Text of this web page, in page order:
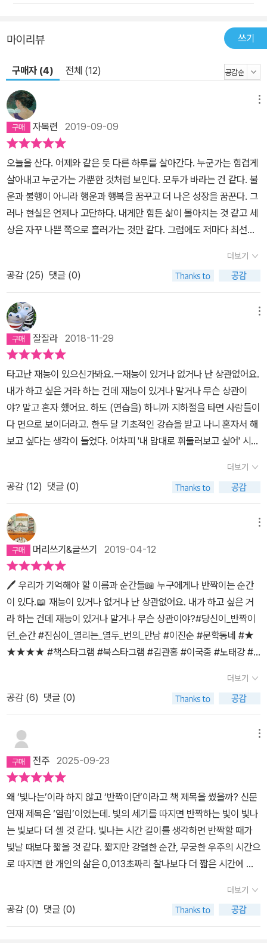
지 현역 화가로 활동중인 윤석남, 생이 곧 현대사의 굴곡과 일치했던
소설가 황석영, 잘나가던 탄광업을 정리하고 전 재산을 사회에 환원
한 채현국 선생이 그들이다. “사람들은 ‘옳다, 그르다’를 따지는 게 생
각인 줄 알아요. 생각은 저항하고 거부하는 거예요.” 인터뷰를 통해
‘노인들을 봐주지 말라’는 채현국 선생의 쓴소리가 전해졌을 때, 사람
들은 이를 신선하고 유쾌한 충격으로 받아들였다. 그후 4년이 지났고
책에는 선생과의 추가 인터뷰가 담겼다. 인터뷰는 촛불민심으로 박근
혜 대통령이 탄핵되고 남북정상회담이 성사된 때 이뤄졌다. 채현국
선생은 지배세력이 ‘대가리’를 자른 것일 뿐이며 몸통은 그대로 남아
있으니, 세상이 바뀌었다고 착각하지 말 것을 당부했다. 진리라 믿는
모든 것을 의심하고 거부하는 진짜 ‘생각’을 해야 한다고 했다. 사람들
은 ‘옳다, 그르다’를 따지는 게 생각인 줄 알아요. 그걸 생각이라고 훈
련시키니까. 생각은 그런 게 아녜요. 생각은 저항하고 거부하는 거예
이 이 인물들에게 그토록 환호했던 건, 이들이 세상을 빛내려는 원대
한 목표를 가졌기 때문이 아니라 아무도 보지 않는 세상을 홀로 묵묵
히 비추었기 때문이라고. 『당신이 반짝이던 순간』은 입지전적 성공을
거둔 사람이 아닌, 매 순간 망설이고 갈등하지만 결정적 순간에 자신
만의 이야기를 만들어낸, 보통사람들을 조명함으로써 많은 독자들에
딛고 타인과 함께하겠다는 결심이 빛나는 순간이 있다. 그 순간을 믿
으며 희망의 끈을 놓지 않도록 하는 것이 이진순 인터뷰의 힘일 것이
다. 누구도 완벽하진 않지만, 누구에게나 한 방이 있다.
마이리뷰 쓰기
구매자 (4) 전체 (12)
자목련 2019-09-09
오늘을 산다. 어제와 같은 듯 다른 하루를 살아간다. 누군가는 힘겹게
살아내고 누군가는 가뿐한 것처럼 보인다. 모두가 바라는 건 같다. 불
운과 불행이 아니라 행운과 행복을 꿈꾸고 더 나은 성장을 꿈꾼다. 그
러나 현실은 언제나 고단하다. 내게만 힘든 삶이 몰아치는 것 같고 세
상은 자꾸 나쁜 쪽으로 흘러가는 것만 같다. 그럼에도 저마다 최선을
것은 아닐까. 이진순의 『당신이 반짝이던 순간』속 인물들이 그랬다.
자신이 할 수 있는 최선의 선택을 통해 미완의 삶을 조금씩 채우고 있
었다. 이진순이 만난 12명의 사람들은 최고가 아닌 그냥 우리였다. 영
화감독, 교육자, 소설가, 화가, 공무원, 의사라는 화려한 이력을 떠나
오늘을 살아가는 보통의 이들 말이다. 어쩌면 우리가 그들을 대단한
삶이라는 틀에 가두고 있는 건 아닐까 싶었다. ​인터뷰어 이진순이 인
터뷰이를 선택한 기준은 끌림이었고 궁금함이었다. 사회의 이슈나 흐
름을 생각하지 않았다. 그런 점이 이 책의 매력이라 할 수 있다. 동시
대를 살아가는 다른 삶이라는 점 말이다. 12명 모두가 담담하고 진솔
하게 자신의 일상을 들려준다. 아픈 과거와 지독하게 힘든 현재, 그리
고 다짐 같은 것들 말이다. 이진순과 그들의 대화를 읽노라면 어느 순
간 가슴이 철렁하다가 웃음이 나고 속이 시원한 느낌과 놀람과 감동
으로 이어진다. 12명 모두 저마다의 빛을 내고 있었지만 내게는 특히
영화감독 임순례, 작가 손아람, 다큐멘터리 감독 장혜영, 효담학원 이
리는 항상 좋은 것만을 원하기 때문에 그 반대의 경우에 쉽게 절망한
다. 원하는 대로 살 수 없다는 걸 알면서도 그렇다. 그래서 임순례 감
독의 이런 말은 미련하고 어리석은 나의 삶을 혼내는 동시에 포근한
위로가 된다. 인생이라는 롤러코스터에 탑승한 순간 우리가 기억해야
할 법칙 같다고나 할까. 모든 일에는 이면이 있다는 말을 꼭 붙잡고 살
고 싶다는 생각까지 들었다. ​잘 되는 것도 물거품 같은 거고, 못 되는
것도 다 나쁜 것만은 아니란 생각을 해요. 좋은 일에도 마가 끼고, 나
쁜 일에도 교훈이 있어요. 모든 일엔 다 이면이 있으니까요.(임순례, 1
04쪽) ​그런가 하면 잘 몰랐던 인물에 대해 인터뷰를 통해 알게 되어
있었지만 그가 사회문제에 관심을 갖게 된 계기나 배경은 몰랐다. 경
제적으로 풍요롭게 원하는 것을 선택하면서 살아갈 수 있었던 그가
평등, 인권, 법에 대해 지속적으로 활동을 하는 이유를 알 것 같았다.
자신의 경험 밖의 삶에 대한 막연한 동경이 아니라 그들의 삶에 대한
경외감을 솔직하게 말하는 그의 신념 같은 게 전해졌다. ​제가 겪어보
지 못한 인생 경험을 가진 이들에 대해서 강한 호기심을 가지고 매혹
되는 경향이 있어요. 삶의 낭떠러지에서 아슬아슬하게 긴장을 헤치고
살아온 사람들에 대한 존경심과 동경이 있죠. 내가 못 살아본 삶. (손
아람, 197쪽)​그와 다르게 우리는 자신의 삶을 살기에 급급해서 타인
의 삶을 들여다볼 여유가 없다. 뉴스나 언론을 통해 그들의 삶과 조우
한다. 짧은 순간 탄식하거나 감탄한다. 장애시설에 살던 동생을 시설
밖으로 데리고 나와 함께 사는 장혜영의 일상은 그래서 처음엔 왜?라
장애시설에 계속 살아야 하는가,라는 질문을 던지자 부끄러움을 감출
수 없었다. 어울려서 함께 살아가고 개인의 선택을 존중하는 세상이
라 말하면서 우리는 그들의 선택을 응원하기는커녕 인정하는 일도 어
더보기
공감 (25) 댓글 (0)
잘잘라 2018-11-29
타고난 재능이 있으신가봐요.ㅡ재능이 있거나 없거나 난 상관없어요.
내가 하고 싶은 거라 하는 건데 재능이 있거나 말거나 무슨 상관이
야? 말고 혼자 했어요. 하도 (연습을) 하니까 지하절을 타면 사람들이
다 면으로 보이더라고. 한두 달 기초적인 강습을 받고 나니 혼자서 해
보고 싶다는 생각이 들었다. 어차피 '내 맘대로 휘둘러보고 싶어' 시작
어머니였다. 시어머니 모시고 사는 집으로 일주일에 두 번 씩 친정어
머니를 오시라 해서 그리고 또 그렸다. 그림에 입문한 지 3년 만에 지
인의 권유로 1982년 첫 개인전을 열었다. 단 일주일간의 전시회였지
만 예상 밖의 호평을 받았다. 미술 시작하고 3년 만에 개인전을 할 만
큼 작품이 되던가요? 작품 물량이 많아야 하잖아요.ㅡ그때 전시한 게
한 서른 점 돼요. 집중하면 깅장히 속도를 내는 것 같아요. 난 꽂히면
거기에만 올인하고 유유자적하는 게 안 되는 사람이에요. 여럿이 공
동화실을 썼는데 남들 차 마시고 잡담할 때도 난 구석에 가서 그림만
그렸어요. 아침에 아이 학교 보내고 설거지하고 집에서 나갔다가, 오
후 3시에 애가 학교에서 올 시간 되면 집에 돌아오고 저녁 6시에 밥
먹이고 다시 화실 가서 12시까지 있다 왔죠. 서울대와 홍대 미대의 양
대 산맥이 버티고 선 화단에서 독학으로 익히다시피 한 그림으로 전
업작가가 되겠다고 결심하는 건 쉽지 않은 일이었을 텐데요.ㅡ글쎄,
오히려 득이 되지 않았을까? 어느 쪽에도 안 속하니까 견제받을 일도
어디서 나왔을까? 하하하. 그게 제 질문입니다. 그런 배짱이 어디서
나왔냐고요?ㅡ나도 모르겠어요. 처음 그림 그리기 시작할 떄는 누구
나 유명한 화가가 되고 싶죠. 세계적인 화가가 되고 싶고. 근데 그게
내 목표는 아니었던 것 같아. 그냥...... 내가 살아갈 어떤 방법을 찾는
것, 내가 존재할 이유를 찾는 것, 그게 제일 우선이었죠. 초기에 신문
에 소개될 때는 '규수작가' '주부화가'로 호명되었던데요.ㅡ그런 호칭
많이 썼어요. 정말 거지 같았어. 『당신이 반짝이던 순간 』(251~253
p.)핑크 소파를 박차고 나온 '우아한 미친년' 윤석남 편
더보기
공감 (12) 댓글 (0)
머리쓰기&글쓰기 2019-04-12
🖊 우리가 기억해야 할 이름과 순간들📖 누구에게나 반짝이는 순간
이 있다.📖 재능이 있거나 없거나 난 상관없어요. 내가 하고 싶은 거
라 하는 건데 재능이 있거나 말거나 무슨 상관이야?#당신이_반짝이
던_순간 #진심이_열리는_열두_번의_만남 #이진순 #문학동네 #★
★★★★ #책스타그램 #북스타그램 #김관홍 #이국종 #노태강 #
더보기
공감 (6) 댓글 (0)
전주 2025-09-23
왜 ‘빛나는’이라 하지 않고 ‘반짝이던’이라고 책 제목을 썼을까? 신문
연재 제목은 ‘열림’이었는데. 빛의 세기를 따지면 반짝하는 빛이 빛나
는 빛보다 더 셀 것 같다. 빛나는 시간 길이를 생각하면 반짝할 때가
빛날 때보다 짧을 것 같다. 짧지만 강렬한 순간, 무궁한 우주의 시간으
로 따지면 한 개인의 삶은 0,013초짜리 찰나보다 더 짧은 시간에 머
에서 쉴 새 없이 반짝반짝 빛나면서, 나는 그 반짝임을 따라 빠른 속도
로 그 삶에 빠져들었다. 재미있었다. 남의 이야기라서 그랬다. 동시에
내 이야기일 수 있어서 더 재미있었다. 밖에서 남을 들여다보니 내 자
더보기
공감 (0) 댓글 (0)